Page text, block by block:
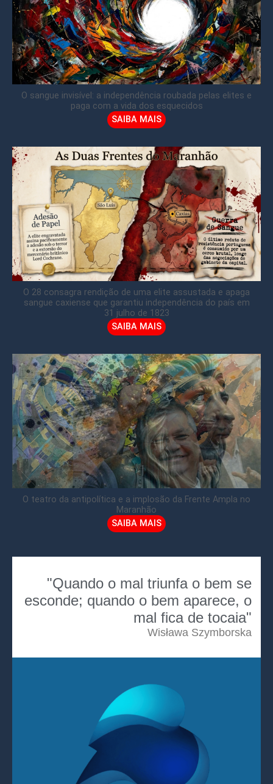
O sangue invisível: a independência roubada pelas elites e
paga com a vida dos esquecidos
SAIBA MAIS
O 28 consagra rendição de uma elite assustada e apaga
sangue caxiense que garantiu independência do país em
31 julho de 1823
SAIBA MAIS
O teatro da antipolítica e a implosão da Frente Ampla no
Maranhão
SAIBA MAIS
"Quando o mal triunfa o bem se
esconde; quando o bem aparece, o
mal fica de tocaia"
Wisława Szymborska